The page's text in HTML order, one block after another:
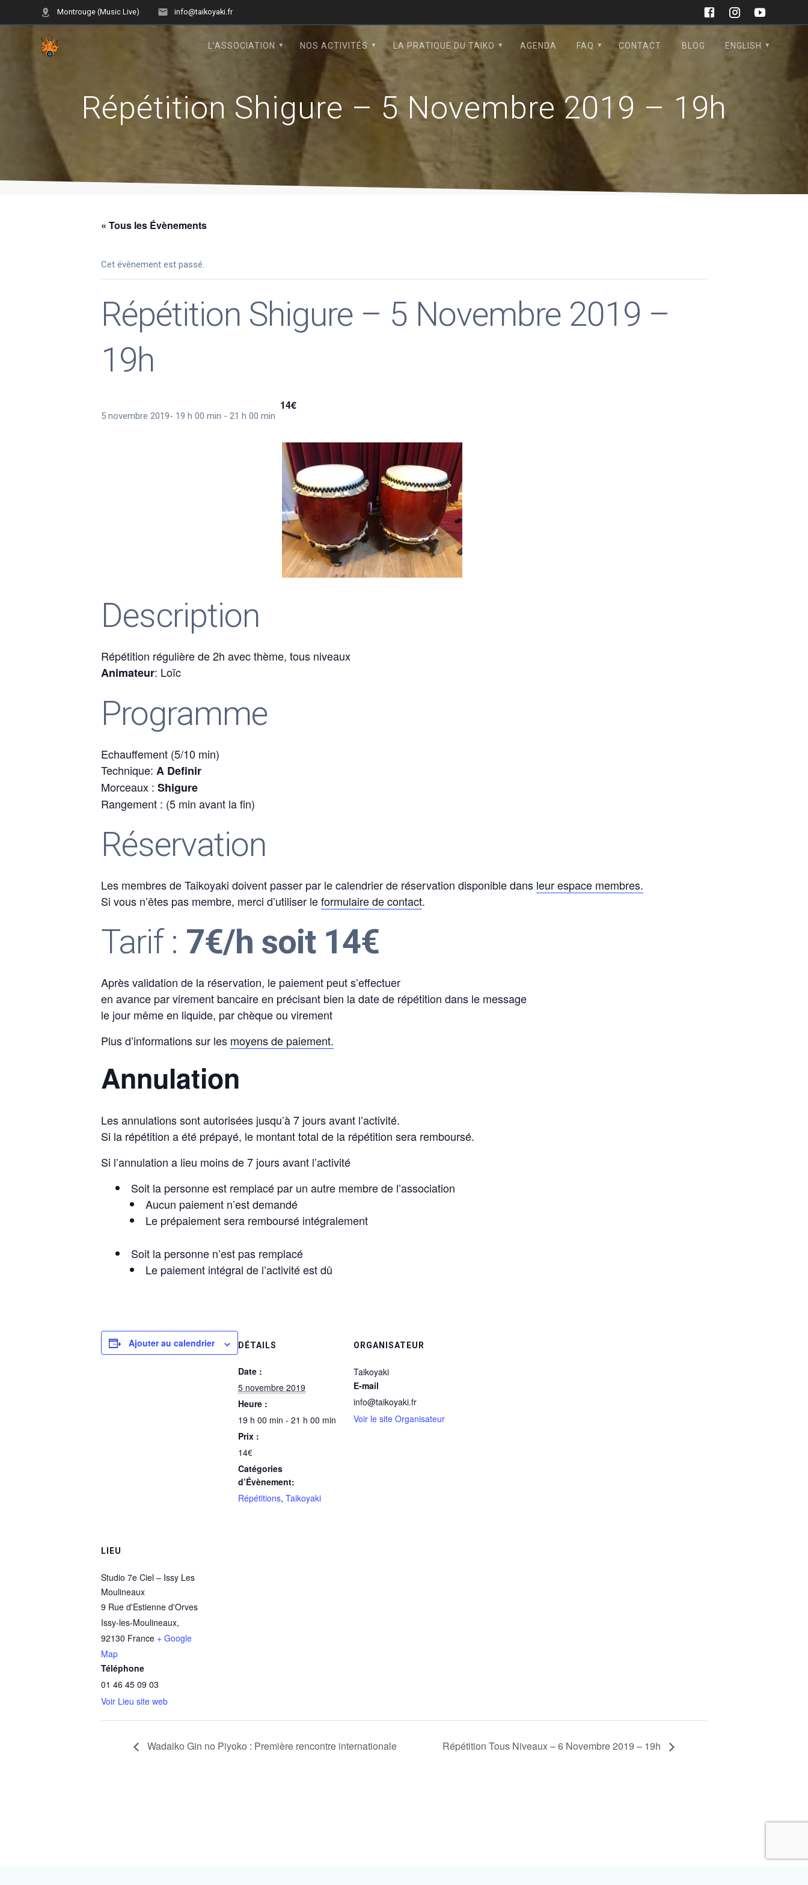
Montrouge (Music Live) info@taikoyaki.fr
L’ASSOCIATION NOS ACTIVITÉS LA PRATIQUE DU TAIKO AGENDA FAQ CONTACT BLOG ENGLISH
Répétition Shigure – 5 Novembre 2019 – 19h
« Tous les Évènements
Cet évènement est passé.
Répétition Shigure – 5 Novembre 2019 –
19h
5 novembre 2019- 19 h 00 min - 21 h 00 min
14€
Description
Répétition régulière de 2h avec thème, tous niveaux
Animateur: Loïc
Programme
Echauffement (5/10 min)
Technique: A Definir
Morceaux : Shigure
Rangement : (5 min avant la fin)
Réservation
Les membres de Taikoyaki doivent passer par le calendrier de réservation disponible dans leur espace membres.
Si vous n’êtes pas membre, merci d’utiliser leformulaire de contact.
Tarif : 7€/h soit 14€
Après validation de la réservation, le paiement peut s’effectuer
en avance par virement bancaire en précisant bien la date de répétition dans le message
le jour même en liquide, par chèque ou virement
Plus d’informations sur les moyens de paiement.
Annulation
Les annulations sont autorisées jusqu’à 7 jours avant l’activité.
Si la répétition a été prépayé, le montant total de la répétition sera remboursé.
Si l’annulation a lieu moins de 7 jours avant l’activité
Soit la personne est remplacé par un autre membre de l’association
Aucun paiement n’est demandé
Le prépaiement sera remboursé intégralement
Soit la personne n’est pas remplacé
Le paiement intégral de l’activité est dû
Ajouter au calendrier DÉTAILS
Date :
5 novembre 2019
Heure :
19 h 00 min - 21 h 00 min
Prix :
14€
Catégories
d’Évènement:
Répétitions, Taikoyaki
ORGANISATEUR
Taikoyaki
E-mail
info@taikoyaki.fr
Voir le site Organisateur
LIEU
Studio 7e Ciel – Issy Les
Moulineaux
9 Rue d'Estienne d'Orves
Issy-les-Moulineaux,
92130 France + Google
Map
Téléphone
01 46 45 09 03
Voir Lieu site web
Wadaiko Gin no Piyoko : Première rencontre internationale Répétition Tous Niveaux – 6 Novembre 2019 – 19h